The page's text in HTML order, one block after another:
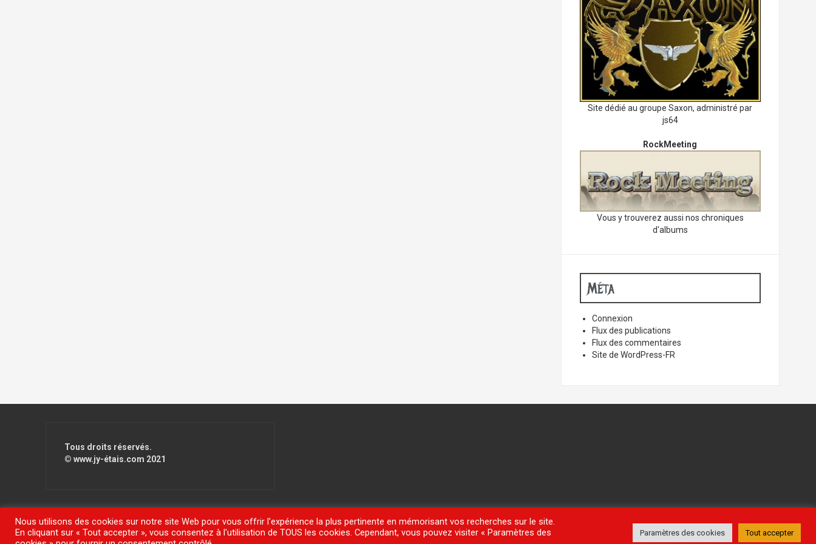
Site dédié au groupe Saxon, administré par
js64
RockMeeting
Vous y trouverez aussi nos chroniques
d'albums
Méta
Connexion
Flux des publications
Flux des commentaires
Site de WordPress-FR
Tous droits réservés.
© www.jy-étais.com 2021
Fièrement propulsé par WordPress|Thème FlyMagpar Themeisle
Nous utilisons des cookies sur notre site Web pour vous offrir l'expérience la plus pertinente en mémorisant vos recherches sur le site.
En cliquant sur « Tout accepter », vous consentez à l'utilisation de TOUS les cookies. Cependant, vous pouvez visiter « Paramètres des
Paramètres des cookies Tout accepter